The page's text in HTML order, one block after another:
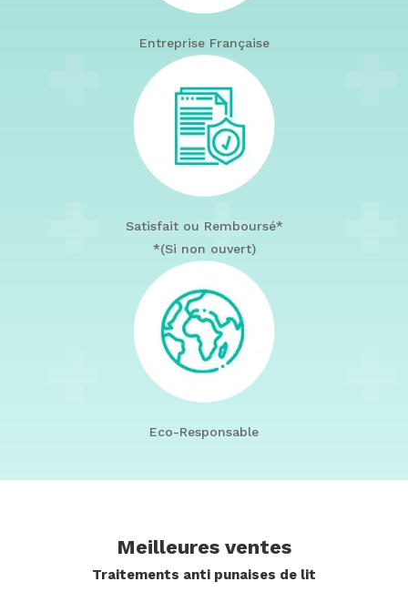
Entreprise Française
Satisfait ou Remboursé*
*(Si non ouvert)
Eco-Responsable
Meilleures ventes
Traitements anti punaises de lit